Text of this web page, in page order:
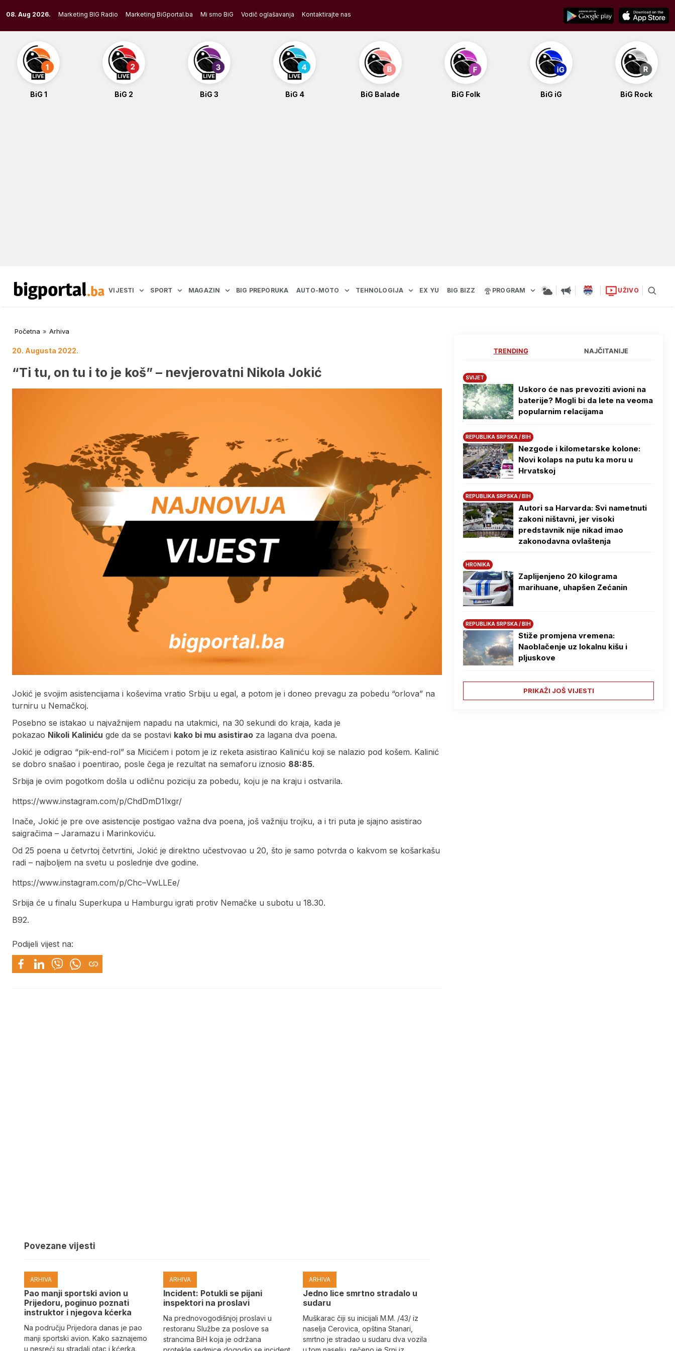
to
content
08. Aug 2026. Marketing BIG Radio Marketing BiGportal.ba Mi smo BiG Vodič oglašavanja Kontaktirajte nas
BiG 1 BiG 2 BiG 3 BiG 4 BiG Balade BiG Folk BiG iG BiG Rock
VIJESTI SPORT MAGAZIN BIG PREPORUKA AUTO-MOTO TEHNOLOGIJA EX YU BIG BIZZ PROGRAM UŽIVO
Početna » Arhiva
20. Augusta 2022.
“Ti tu, on tu i to je koš” – nevjerovatni Nikola Jokić
Jokić je svojim asistencijama i koševima vratio Srbiju u egal, a potom je i doneo prevagu za pobedu “orlova” na
turniru u Nemačkoj.
Posebno se istakao u najvažnijem napadu na utakmici, na 30 sekundi do kraja, kada je
pokazao Nikoli Kaliniću gde da se postavi kako bi mu asistirao za lagana dva poena.
Jokić je odigrao “pik-end-rol” sa Micićem i potom je iz reketa asistirao Kaliniću koji se nalazio pod košem. Kalinić
se dobro snašao i poentirao, posle čega je rezultat na semaforu iznosio 88:85.
Srbija je ovim pogotkom došla u odličnu poziciju za pobedu, koju je na kraju i ostvarila.
https://www.instagram.com/p/ChdDmD1lxgr/
Inače, Jokić je pre ove asistencije postigao važna dva poena, još važniju trojku, a i tri puta je sjajno asistirao
saigračima – Jaramazu i Marinkoviću.
Od 25 poena u četvrtoj četvrtini, Jokić je direktno učestvovao u 20, što je samo potvrda o kakvom se košarkašu
radi – najboljem na svetu u poslednje dve godine.
https://www.instagram.com/p/Chc–VwLLEe/
Srbija će u finalu Superkupa u Hamburgu igrati protiv Nemačke u subotu u 18.30.
B92.
Podijeli vijest na:
Povezane vijesti
ARHIVA
Pao manji sportski avion u
Prijedoru, poginuo poznati
instruktor i njegova kćerka
Na području Prijedora danas je pao
manji sportski avion. Kako saznajemo
u nesreći su stradali otac i kćerka.
ARHIVA
Incident: Potukli se pijani
inspektori na proslavi
Na prednovogodišnjoj proslavi u
restoranu Službe za poslove sa
strancima BiH koja je održana
ARHIVA
Јedno lice smrtno stradalo u
sudaru
Muškarac čiji su inicijali M.M. /43/ iz
naselja Cerovica, opština Stanari,
smrtno je stradao u sudaru dva vozila
TRENDING NAJČITANIJE
SVIJET
Uskoro će nas prevoziti avioni na
baterije? Mogli bi da lete na veoma
popularnim relacijama
REPUBLIKA SRPSKA / BIH
Nezgode i kilometarske kolone:
Novi kolaps na putu ka moru u
Hrvatskoj
REPUBLIKA SRPSKA / BIH
Autori sa Harvarda: Svi nametnuti
zakoni ništavni, jer visoki
predstavnik nije nikad imao
zakonodavna ovlaštenja
HRONIKA
Zaplijenjeno 20 kilograma
marihuane, uhapšen Zećanin
REPUBLIKA SRPSKA / BIH
Stiže promjena vremena:
Naoblačenje uz lokalnu kišu i
pljuskove
PRIKAŽI JOŠ VIJESTI